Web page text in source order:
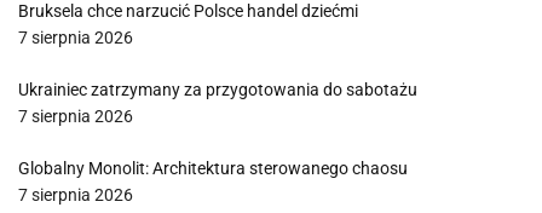
Bruksela chce narzucić Polsce handel dziećmi
7 sierpnia 2026
Ukrainiec zatrzymany za przygotowania do sabotażu
7 sierpnia 2026
Globalny Monolit: Architektura sterowanego chaosu
7 sierpnia 2026